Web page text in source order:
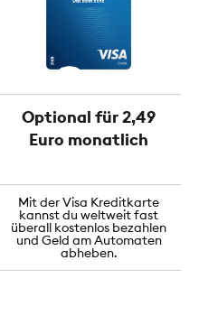
Optional für 2,49
Euro monatlich
Mit der Visa Kreditkarte
kannst du weltweit fast
überall kostenlos bezahlen
und Geld am Automaten
abheben.